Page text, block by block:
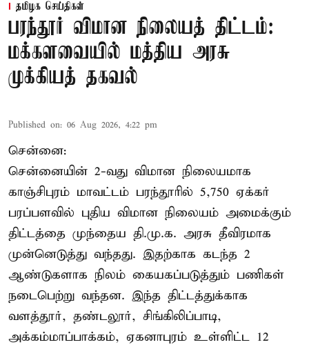
தமிழக செய்திகள்
பரந்தூர் விமான நிலையத் திட்டம்:
மக்களவையில் மத்திய அரசு
முக்கியத் தகவல்
Published on: 06 Aug 2026, 4:22 pm
சென்னை:
சென்னையின் 2-வது விமான நிலையமாக
காஞ்சிபுரம் மாவட்டம் பரந்தூரில் 5,750 ஏக்கர்
பரப்பளவில் புதிய விமான நிலையம் அமைக்கும்
திட்டத்தை முந்தைய தி.மு.க. அரசு தீவிரமாக
முன்னெடுத்து வந்தது. இதற்காக கடந்த 2
ஆண்டுகளாக நிலம் கையகப்படுத்தும் பணிகள்
நடைபெற்று வந்தன. இந்த திட்டத்துக்காக
வளத்தூர், தண்டலூர், சிங்கிலிப்பாடி,
அக்கம்மாப்பாக்கம், ஏகனாபுரம் உள்ளிட்ட 12